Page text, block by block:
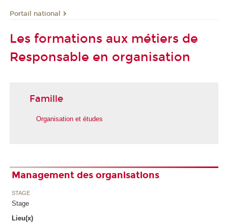
Portail national
Les formations aux métiers de
Responsable en organisation
Famille
Organisation et études
Management des organisations
STAGE
Stage
Lieu(x)